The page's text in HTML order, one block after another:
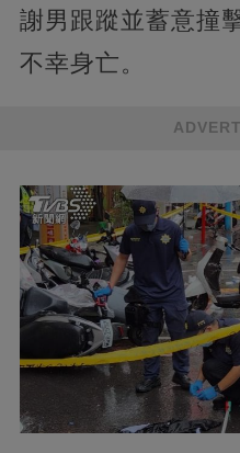
謝男跟蹤並蓄意撞
不幸身亡。